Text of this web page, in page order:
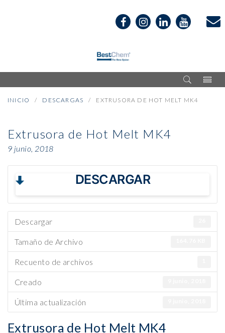
INICIO DESCARGAS EXTRUSORA DE HOT MELT MK4
Extrusora de Hot Melt MK4
9 junio, 2018
DESCARGAR
Descargar
Tamaño de Archivo
Recuento de archivos
Creado
Última actualización
Extrusora de Hot Melt MK4